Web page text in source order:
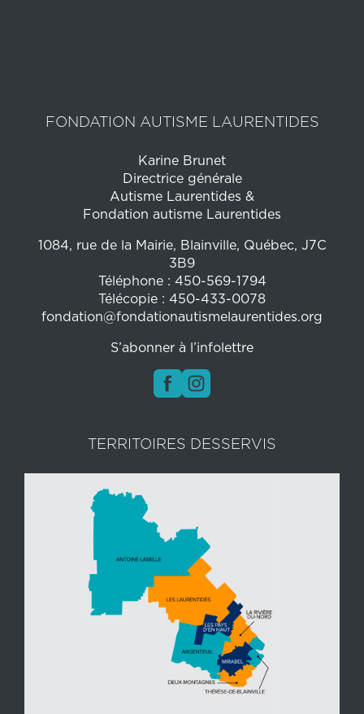
FONDATION AUTISME LAURENTIDES
Karine Brunet
Directrice générale
Autisme Laurentides &
Fondation autisme Laurentides
1084, rue de la Mairie, Blainville, Québec, J7C
3B9
Téléphone : 450-569-1794
Télécopie : 450-433-0078
fondation@fondationautismelaurentides.org
S’abonner à l’infolettre
TERRITOIRES DESSERVIS